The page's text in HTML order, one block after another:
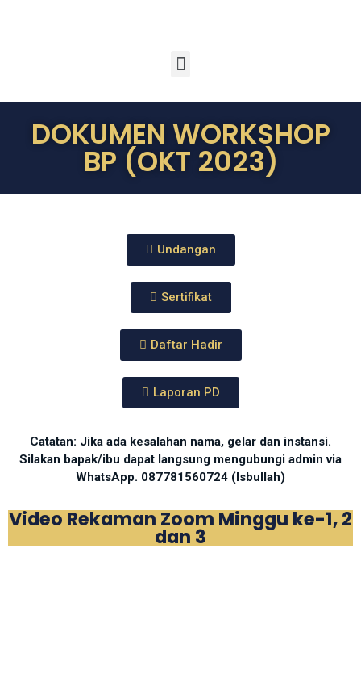
DOKUMEN WORKSHOP
BP (OKT 2023)
Undangan
Sertifikat
Daftar Hadir
Laporan PD
Catatan: Jika ada kesalahan nama, gelar dan instansi.
Silakan bapak/ibu dapat langsung mengubungi admin via
WhatsApp. 087781560724 (Isbullah)
Video Rekaman Zoom Minggu ke-1, 2
dan 3